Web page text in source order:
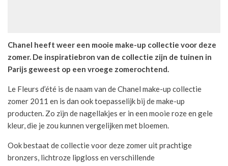
Chanel heeft weer een mooie make-up collectie voor deze
zomer. De inspiratiebron van de collectie zijn de tuinen in
Parijs geweest op een vroege zomerochtend.
Le Fleurs d’été is de naam van de Chanel make-up collectie
zomer 2011 en is dan ook toepasselijk bij de make-up
producten. Zo zijn de nagellakjes er in een mooie roze en gele
kleur, die je zou kunnen vergelijken met bloemen.
Ook bestaat de collectie voor deze zomer uit prachtige
bronzers, lichtroze lipgloss en verschillende